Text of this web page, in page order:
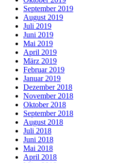
September 2019
August 2019
Juli 2019
Juni 2019
Mai 2019
April 2019
März 2019
Februar 2019
Januar 2019
Dezember 2018
November 2018
Oktober 2018
September 2018
August 2018
Juli 2018
Juni 2018
Mai 2018
April 2018